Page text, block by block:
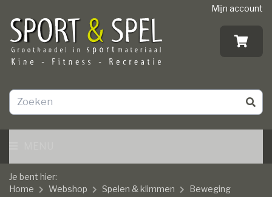
Mijn account
Je bent hier:
Home
Webshop Spelen & klimmen Beweging